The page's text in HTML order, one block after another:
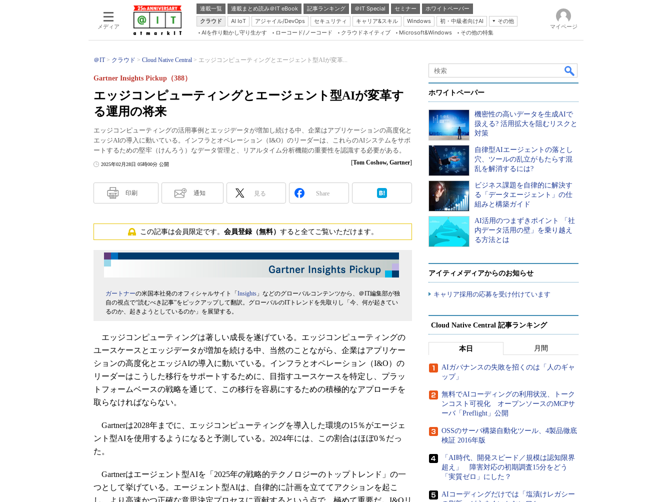
メディア
連載一覧 連載まとめ読み＠IT eBook 記事ランキング ＠IT Special セミナー
ホワイトペーパー
クラウド
AI IoT アジャイル/DevOps セキュリティ キャリア&スキル Windows 初・中級者向けAI
その他
Server & Storage
Java Agile
Database Expert
Linux ＆ OSS
Master of IP Network
Security & Trust
Test & Tools
AIを作り動かし守り生かす ローコード/ノーコード クラウドネイティブ Microsoft&Windows その他の特集
マイページ
＠IT クラウド Cloud Native Central エッジコンピューティングとエージェント型AIが変革...
エッジコンピューティングとエージェント型AIが変革す
る運用の将来
Gartner Insights Pickup（388）
エッジコンピューティングの活用事例とエッジデータが増加し続ける中、企業はアプリケーションの高度化と
エッジAIの導入に動いている。インフラとオペレーション（I&O）のリーダーは、これらのAIシステムをサポ
ートするための堅牢（けんろう）なデータ管理と、リアルタイム分析機能の重要性を認識する必要がある。
2025年02月28日 05時00分 公開 [Tom Coshow, Gartner]
印刷 通知 見る Share
この記事は会員限定です。 会員登録（無料） すると全てご覧いただけます。
ガートナーの米国本社発のオフィシャルサイト「 Insights」などのグローバルコンテンツから、＠IT編集部が独
自の視点で“読むべき記事”をピックアップして翻訳。グローバルのITトレンドを先取りし「今、何が起きてい
るのか、起きようとしているのか」を展望する。
エッジコンピューティングは著しい成長を遂げている。エッジコンピューティングの
ユースケースとエッジデータが増加を続ける中、当然のことながら、企業はアプリケー
ションの高度化とエッジAIの導入に動いている。インフラとオペレーション（I&O）の
リーダーはこうした移行をサポートするために、目指すユースケースを特定し、プラッ
トフォームベースの戦略を通じて、この移行を容易にするための積極的なアプローチを
取らなければならない。
Gartnerは2028年までに、エッジコンピューティングを導入した環境の15％がエージェ
ント型AIを使用するようになると予測している。2024年には、この割合はほぼ0％だっ
た。
Gartnerはエージェント型AIを「2025年の戦略的テクノロジーのトップトレンド」の一
つとして挙げている。エージェント型AIは、自律的に計画を立ててアクションを起こ
し、より高速かつ正確な意思決定プロセスに貢献するという点で、極めて重要だ。I&Oリ
ホワイトペーパー
機密性の高いデータを生成AIで
扱える? 活用拡大を阻むリスクと
対策
自律型AIエージェントの落とし
穴、ツールの乱立がもたらす混
乱を解消するには?
ビジネス課題を自律的に解決す
る「データエージェント」の仕
組みと構築ガイド
AI活用のつまずきポイント 「社
内データ活用の壁」を乗り越え
る方法とは
アイティメディアからのお知らせ
キャリア採用の応募を受け付けています
Cloud Native Central 記事ランキング
本日 月間
AIガバナンスの失敗を招くのは「人のギャ
ップ」
無料でAIコーディングの利用状況、トーク
ンコスト可視化 オープンソースのMCPサ
ーバ「Preflight」公開
OSSのサーバ構築自動化ツール、4製品徹底
検証 2016年版
「AI時代、開発スピード／規模は認知限界
超え」 障害対応の初期調査15分をどう
「実質ゼロ」にした？
AIコーディングだけでは「塩漬けレガシー